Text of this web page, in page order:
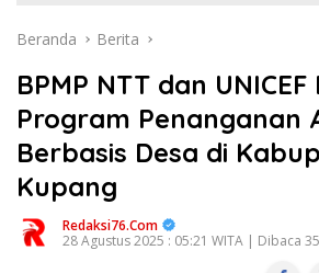
Beranda Berita
BPMP NTT dan
Program Penanganan
Berbasis Desa di
Kupang
Redaksi76.com
28 Agustus 2025 : 05:21 WITA | Dibaca